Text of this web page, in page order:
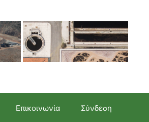
Επικοινωνία Σύνδεση